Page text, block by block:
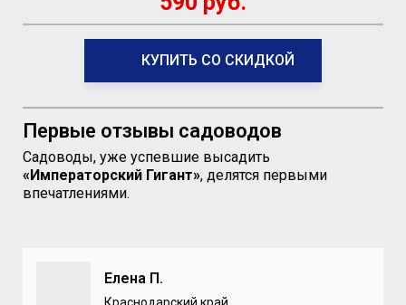
КУПИТЬ СО СКИДКОЙ
Первые отзывы садоводов
Садоводы, уже успевшие высадить
«Императорский Гигант», делятся первыми
впечатлениями.
Елена П.